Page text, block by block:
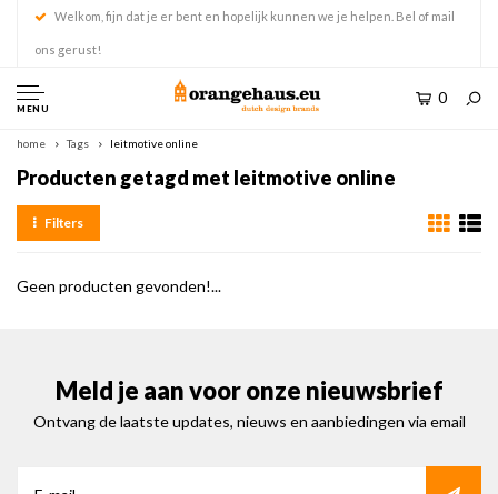
Welkom, fijn dat je er bent en hopelijk kunnen we je helpen. Bel of mail
ons gerust!
MENU
0
home Tags leitmotive online
Producten getagd met leitmotive online
Filters
Geen producten gevonden!...
Meld je aan voor onze nieuwsbrief
Ontvang de laatste updates, nieuws en aanbiedingen via email